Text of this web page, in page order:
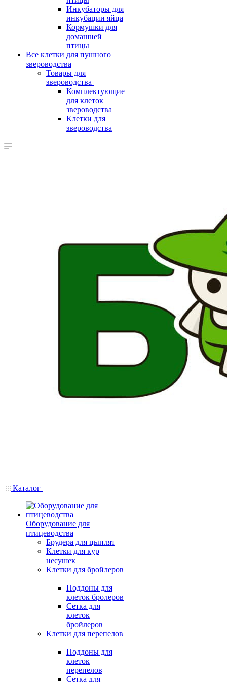
Инкубаторы для
инкубации яйца
Кормушки для
домашней
птицы
Все клетки для пушного
звероводства
Товары для
звероводства
Комплектующие
для клеток
звероводства
Клетки для
звероводства
Каталог
Оборудование для
птицеводства
Брудера для цыплят
Клетки для кур
несушек
Клетки для бройлеров
Поддоны для
клеток бролеров
Сетка для
клеток
бройлеров
Клетки для перепелов
Поддоны для
клеток
перепелов
Сетка для